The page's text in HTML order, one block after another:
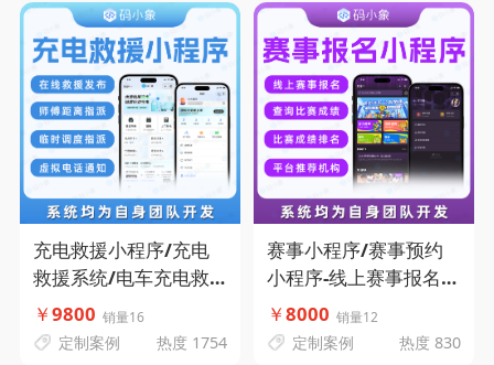
充电救援小程序/充电
救援系统/电车充电救
援APP-在线救援发布-
支持城市代理-临时调度
￥9800 销量16
定制案例 热度 1754
赛事小程序/赛事预约
小程序-线上赛事报名-
查询比赛成绩-比赛成绩
排名-平台推荐机构-码
￥8000 销量12
定制案例 热度 830